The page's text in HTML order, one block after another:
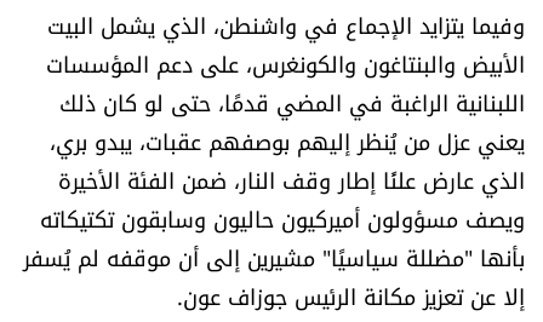
وفيما يتزايد الإجماع في واشنطن، الذي يشمل البيت
الأبيض والبنتاغون والكونغرس، على دعم المؤسسات
اللبنانية الراغبة في المضي قدمًا، حتى لو كان ذلك
يعني عزل من يُنظر إليهم بوصفهم عقبات، يبدو بري،
الذي عارض علنًا إطار وقف النار، ضمن الفئة الأخيرة
ويصف مسؤولون أميركيون حاليون وسابقون تكتيكاته
بأنها "مضللة سياسيًا" مشيرين إلى أن موقفه لم يُسفر
إلا عن تعزيز مكانة الرئيس جوزاف عون.